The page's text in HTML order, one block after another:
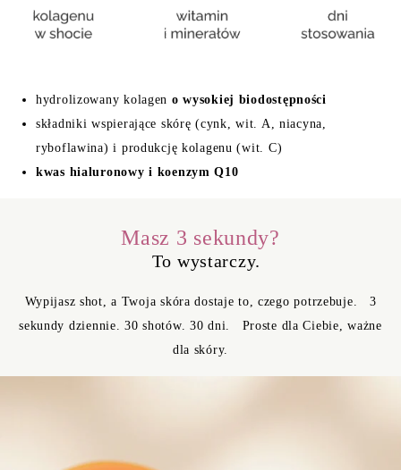
hydrolizowany kolagen o wysokiej biodostępności
składniki wspierające skórę (cynk, wit. A, niacyna,
ryboflawina) i produkcję kolagenu (wit. C)
kwas hialuronowy i koenzym Q10
Masz 3 sekundy?
To wystarczy.
Wypijasz shot, a Twoja skóra dostaje to, czego potrzebuje. 3
sekundy dziennie. 30 shotów. 30 dni. Proste dla Ciebie, ważne
dla skóry.